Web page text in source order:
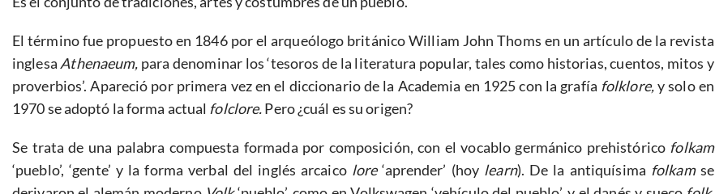
El término fue propuesto en 1846 por el arqueólogo británico William John Thoms en un artículo de la revista
inglesa Athenaeum, para denominar los ‘tesoros de la literatura popular, tales como historias, cuentos, mitos y
proverbios’. Apareció por primera vez en el diccionario de la Academia en 1925 con la grafía folklore,y solo en
1970 se adoptó la forma actual folclore.Pero ¿cuál es su origen?
Se trata de una palabra compuesta formada por composición, con el vocablo germánico prehistórico folkam
‘pueblo’, ‘gente’ y la forma verbal del inglés arcaico lore‘aprender’ (hoy learn). De la antiquísima folkamse